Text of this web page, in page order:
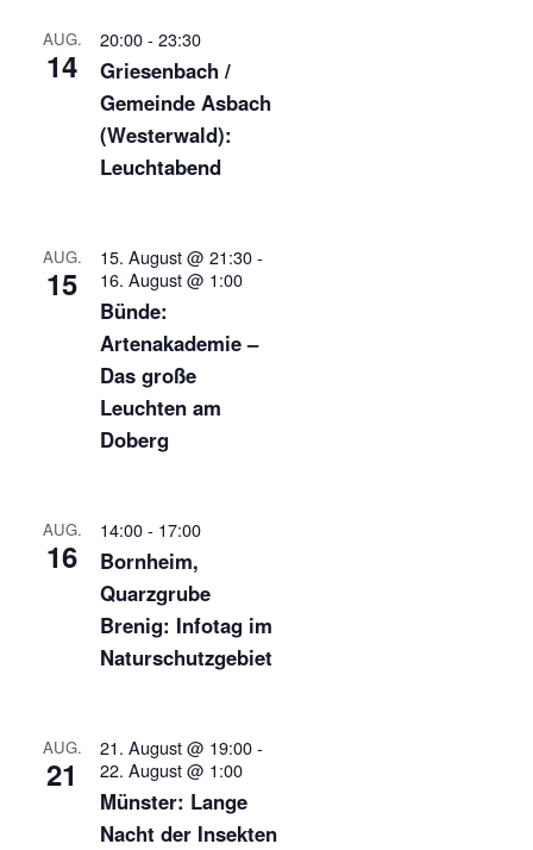
AUG.
14
20:00- 23:30
Griesenbach /
Gemeinde Asbach
(Westerwald):
Leuchtabend
AUG.
15
15. August @ 21:30-
16. August @ 1:00
Bünde:
Artenakademie –
Das große
Leuchten am
Doberg
AUG.
16
14:00- 17:00
Bornheim,
Quarzgrube
Brenig: Infotag im
Naturschutzgebiet
AUG.
21
21. August @ 19:00-
22. August @ 1:00
Münster: Lange
Nacht der Insekten